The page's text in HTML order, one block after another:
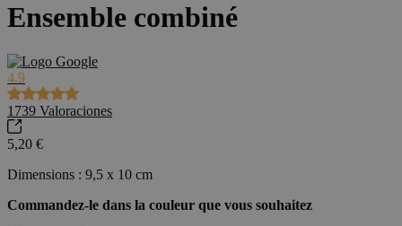
Ensemble combiné
4.9
1739 Valoraciones
5,20 €
Dimensions : 9,5 x 10 cm
Commandez-le dans la couleur que vous souhaitez